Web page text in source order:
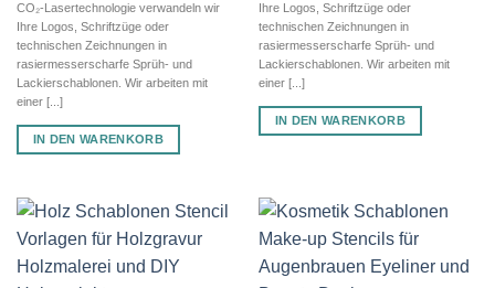
CO₂-Lasertechnologie verwandeln wir
Ihre Logos, Schriftzüge oder
technischen Zeichnungen in
rasiermesserscharfe Sprüh- und
Lackierschablonen. Wir arbeiten mit
einer [...]
IN DEN WARENKORB
Ihre Logos, Schriftzüge oder
technischen Zeichnungen in
rasiermesserscharfe Sprüh- und
Lackierschablonen. Wir arbeiten mit
einer [...]
IN DEN WARENKORB